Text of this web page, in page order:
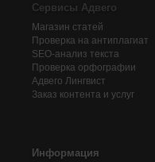
Сервисы Адвего
Магазин статей
Проверка на антиплагиат
SEO-анализ текста
Проверка орфографии
Адвего Лингвист
Заказ контента и услуг
Информация